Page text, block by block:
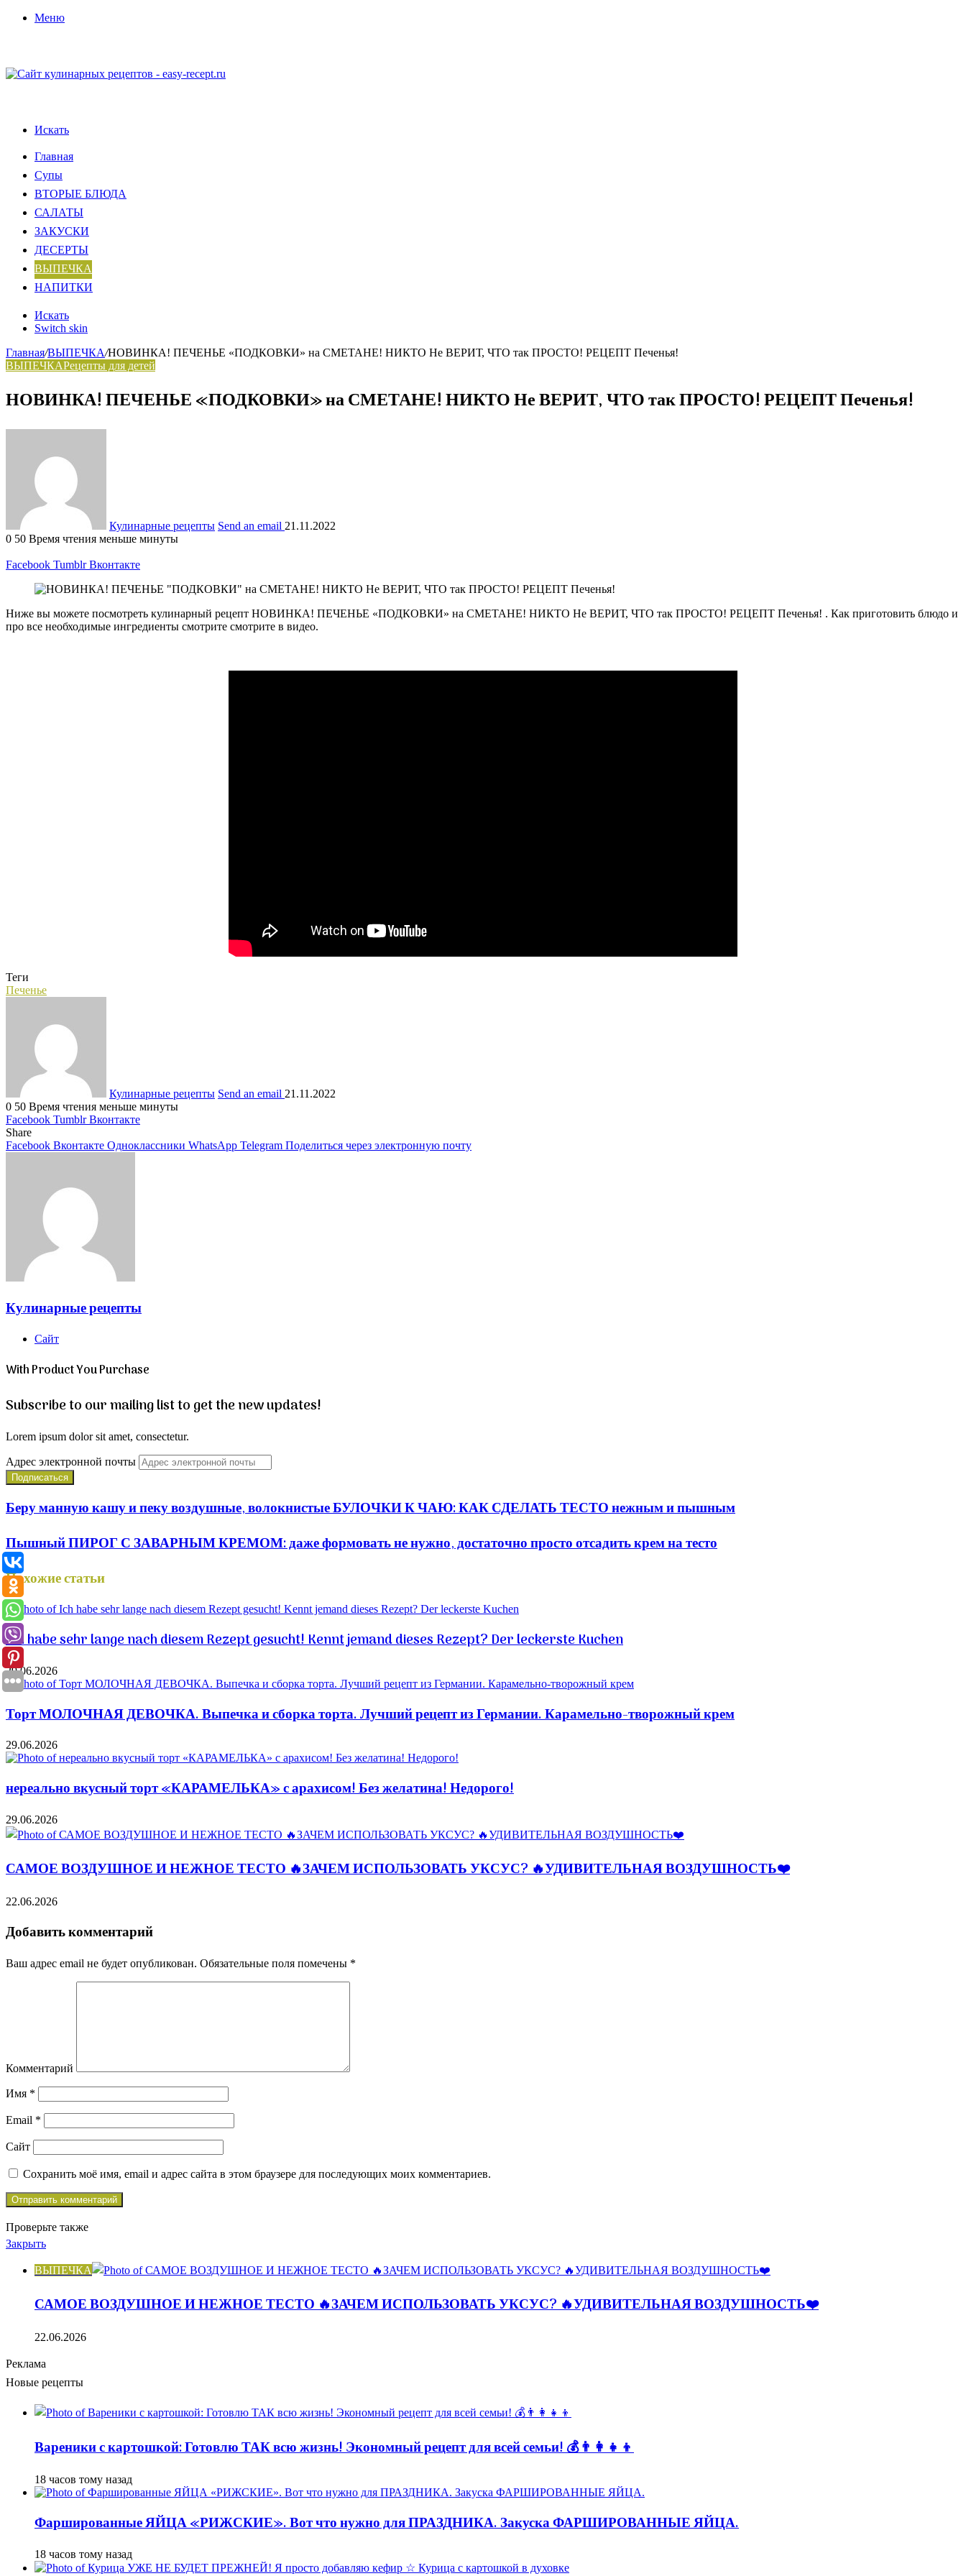
Меню
Искать
Главная
Супы
ВТОРЫЕ БЛЮДА
САЛАТЫ
ЗАКУСКИ
ДЕСЕРТЫ
ВЫПЕЧКА
НАПИТКИ
Искать
Switch skin
Главная/ВЫПЕЧКА/НОВИНКА! ПЕЧЕНЬЕ «ПОДКОВКИ» на СМЕТАНЕ! НИКТО Не ВЕРИТ, ЧТО так ПРОСТО! РЕЦЕПТ Печенья!
ВЫПЕЧКАРецепты для детей
НОВИНКА! ПЕЧЕНЬЕ «ПОДКОВКИ» на СМЕТАНЕ! НИКТО Не ВЕРИТ, ЧТО так ПРОСТО! РЕЦЕПТ Печенья!
Кулинарные рецепты Send an email 21.11.2022
0 50 Время чтения меньше минуты
Facebook Tumblr Вконтакте
Ниже вы можете посмотреть кулинарный рецепт НОВИНКА! ПЕЧЕНЬЕ «ПОДКОВКИ» на СМЕТАНЕ! НИКТО Не ВЕРИТ, ЧТО так ПРОСТО! РЕЦЕПТ Печенья! . Как приготовить блюдо и
про все необходимые ингредиенты смотрите смотрите в видео.
Теги
Печенье
Кулинарные рецепты Send an email 21.11.2022
0 50 Время чтения меньше минуты
Facebook Tumblr Вконтакте
Share
Facebook Вконтакте Одноклассники WhatsApp Telegram Поделиться через электронную почту
Кулинарные рецепты
Сайт
With Product You Purchase
Subscribe to our mailing list to get the new updates!
Lorem ipsum dolor sit amet, consectetur.
Адрес электронной почты
Беру манную кашу и пеку воздушные, волокнистые БУЛОЧКИ К ЧАЮ: КАК СДЕЛАТЬ ТЕСТО нежным и пышным
Пышный ПИРОГ С ЗАВАРНЫМ КРЕМОМ: даже формовать не нужно, достаточно просто отсадить крем на тесто
Похожие статьи
Ich habe sehr lange nach diesem Rezept gesucht! Kennt jemand dieses Rezept? Der leckerste Kuchen
29.06.2026
Торт МОЛОЧНАЯ ДЕВОЧКА. Выпечка и сборка торта. Лучший рецепт из Германии. Карамельно-творожный крем
29.06.2026
нереально вкусный торт «КАРАМЕЛЬКА» с арахисом! Без желатина! Недорого!
29.06.2026
САМОЕ ВОЗДУШНОЕ И НЕЖНОЕ ТЕСТО 🔥ЗАЧЕМ ИСПОЛЬЗОВАТЬ УКСУС? 🔥УДИВИТЕЛЬНАЯ ВОЗДУШНОСТЬ❤️
22.06.2026
Добавить комментарий
Ваш адрес email не будет опубликован. Обязательные поля помечены *
Комментарий
Имя *
Email *
Сайт
Сохранить моё имя, email и адрес сайта в этом браузере для последующих моих комментариев.
Проверьте также
Закрыть
ВЫПЕЧКА
САМОЕ ВОЗДУШНОЕ И НЕЖНОЕ ТЕСТО 🔥ЗАЧЕМ ИСПОЛЬЗОВАТЬ УКСУС? 🔥УДИВИТЕЛЬНАЯ ВОЗДУШНОСТЬ❤️
22.06.2026
Реклама
Новые рецепты
Вареники с картошкой: Готовлю ТАК всю жизнь! Экономный рецепт для всей семьи! 💰👨👩👧👦
18 часов тому назад
Фаршированные ЯЙЦА «РИЖСКИЕ». Вот что нужно для ПРАЗДНИКА. Закуска ФАРШИРОВАННЫЕ ЯЙЦА.
18 часов тому назад